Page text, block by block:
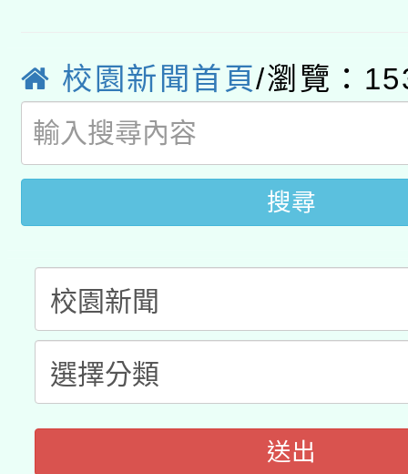
業技術研究院辦理「
用水績優單位及節水達
動」
115年8月22日(星期六
桃園市孔廟祈福系列
開 智慧啟航」
2026年桃園地景藝術
「2026桃園藝術巡演
校園新聞首頁/瀏覽：
搜尋
送出